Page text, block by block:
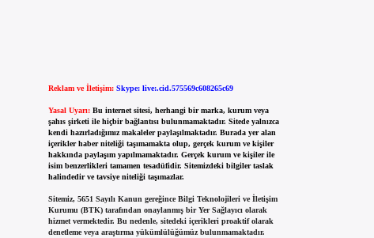
Reklam ve İletişim: Skype: live:.cid.575569c608265c69
Yasal Uyarı: Bu internet sitesi, herhangi bir marka, kurum veya
şahıs şirketi ile hiçbir bağlantısı bulunmamaktadır. Sitede yalnızca
kendi hazırladığımız makaleler paylaşılmaktadır. Burada yer alan
içerikler haber niteliği taşımamakta olup, gerçek kurum ve kişiler
hakkında paylaşım yapılmamaktadır. Gerçek kurum ve kişiler ile
isim benzerlikleri tamamen tesadüfidir. Sitemizdeki bilgiler taslak
halindedir ve tavsiye niteliği taşımazlar.
Sitemiz, 5651 Sayılı Kanun gereğince Bilgi Teknolojileri ve İletişim
Kurumu (BTK) tarafından onaylanmış bir Yer Sağlayıcı olarak
hizmet vermektedir. Bu nedenle, sitedeki içerikleri proaktif olarak
denetleme veya araştırma yükümlülüğümüz bulunmamaktadır.